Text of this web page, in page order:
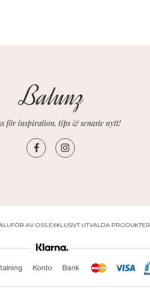
för inspiration, tips & senaste nytt!
AV OSS EXKLUSIVT UTVALDA PRODUKTER.